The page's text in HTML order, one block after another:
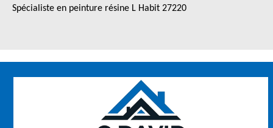
Spécialiste en peinture résine L Habit 27220